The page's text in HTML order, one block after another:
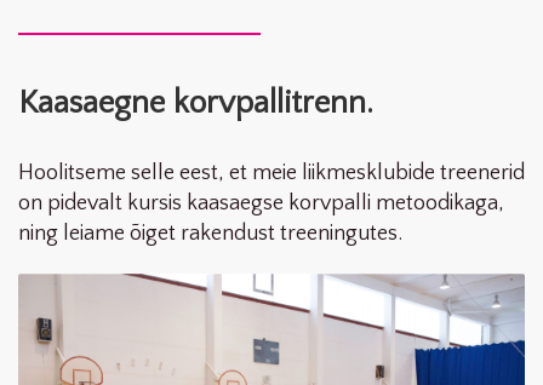
Kaasaegne korvpallitrenn.
Hoolitseme selle eest, et meie liikmesklubide treenerid
on pidevalt kursis kaasaegse korvpalli metoodikaga,
ning leiame õiget rakendust treeningutes.